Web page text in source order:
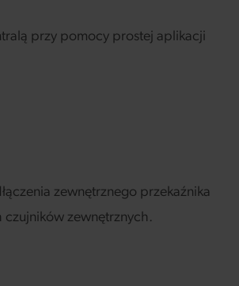
przy pomocy prostej aplikacji
zewnętrznego przekaźnika
czujników zewnętrznych.